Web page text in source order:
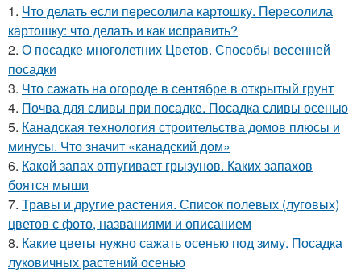
1. Что делать если пересолила картошку. Пересолила
картошку: что делать и как исправить?
2. О посадке многолетних Цветов. Способы весенней
посадки
3. Что сажать на огороде в сентябре в открытый грунт
4. Почва для сливы при посадке. Посадка сливы осенью
5. Канадская технология строительства домов плюсы и
минусы. Что значит «канадский дом»
6. Какой запах отпугивает грызунов. Каких запахов
боятся мыши
7. Травы и другие растения. Список полевых (луговых)
цветов с фото, названиями и описанием
8. Какие цветы нужно сажать осенью под зиму. Посадка
луковичных растений осенью